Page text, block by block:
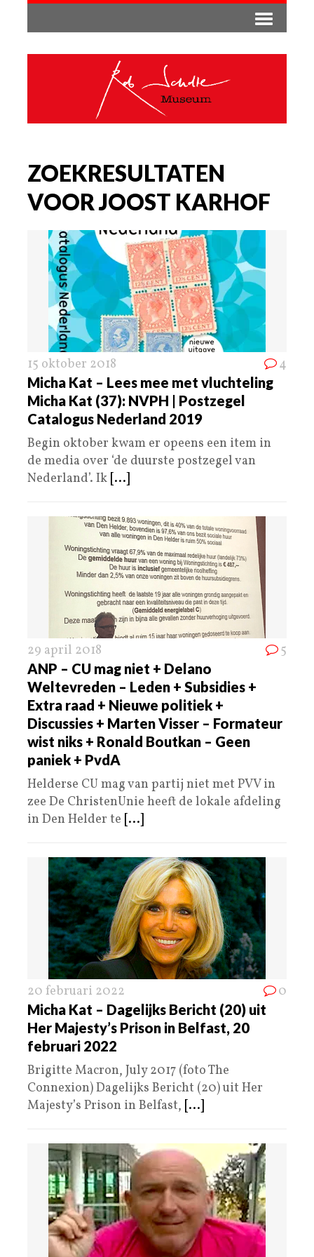
ZOEKRESULTATEN
VOOR JOOST KARHOF
15 oktober 2018 4
Micha Kat – Lees mee met vluchteling
Micha Kat (37): NVPH | Postzegel
Catalogus Nederland 2019
Begin oktober kwam er opeens een item in
de media over ‘de duurste postzegel van
Nederland’. Ik [...]
29 april 2018 5
ANP – CU mag niet + Delano
Weltevreden – Leden + Subsidies +
Extra raad + Nieuwe politiek +
Discussies + Marten Visser – Formateur
wist niks + Ronald Boutkan – Geen
paniek + PvdA
Helderse CU mag van partij niet met PVV in
zee De ChristenUnie heeft de lokale afdeling
in Den Helder te [...]
20 februari 2022 0
Micha Kat – Dagelijks Bericht (20) uit
Her Majesty’s Prison in Belfast, 20
februari 2022
Brigitte Macron, July 2017 (foto The
Connexion) Dagelijks Bericht (20) uit Her
Majesty’s Prison in Belfast, [...]